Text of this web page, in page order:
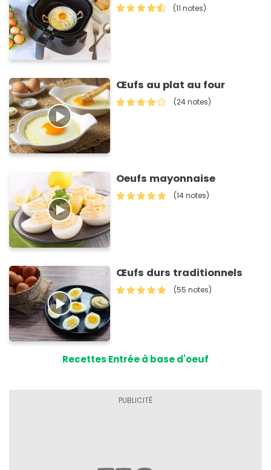
(11 notes)
Œufs au plat au four
(24 notes)
Oeufs mayonnaise
(14 notes)
Œufs durs traditionnels
(55 notes)
Recettes Entrée à base d'oeuf